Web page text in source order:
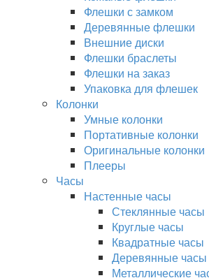
Флешки с замком
Деревянные флешки
Внешние диски
Флешки браслеты
Флешки на заказ
Упаковка для флешек
Колонки
Умные колонки
Портативные колонки
Оригинальные колонки
Плееры
Часы
Настенные часы
Стеклянные часы
Круглые часы
Квадратные часы
Деревянные часы
Металлические